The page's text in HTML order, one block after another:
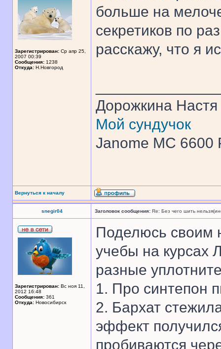
Зарегистрирован: Ср апр 25,
2007 00:39
Сообщения: 1238
Откуда: Н.Новгород
больше на
секретиков по
расскажу, что я
Дорожкина Настя
Мой сундучок
Janome MC
Вернуться к началу
snegir04 Заголовок сообщения: Re: Без чего шить
Зарегистрирован: Вс ноя 11,
2012 16:48
Сообщения: 361
Откуда: Новосибирск
Поделюсь своим
учебы на
разные
1. Про синтепон
2. Бархат
эффект
пробиваются